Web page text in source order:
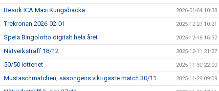
Besök ICA Maxi Kungsbacka 2026-01-04 10:38
Trekronan 2026-02-01 2025-12-27 10:21
Spela Bingolotto digitalt hela året 2025-12-16 16:32
Nätverksträff 18/12 2025-12-11 21:37
50/50 lotteriet 2025-11-30 22:00
Mustaschmatchen, säsongens viktigaste match 30/11 2025-11-29 09:09